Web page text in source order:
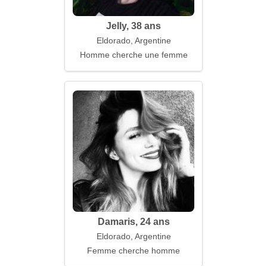
Jelly, 38 ans
Eldorado, Argentine
Homme cherche une femme
Damaris, 24 ans
Eldorado, Argentine
Femme cherche homme